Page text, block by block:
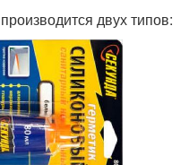
двух типов: